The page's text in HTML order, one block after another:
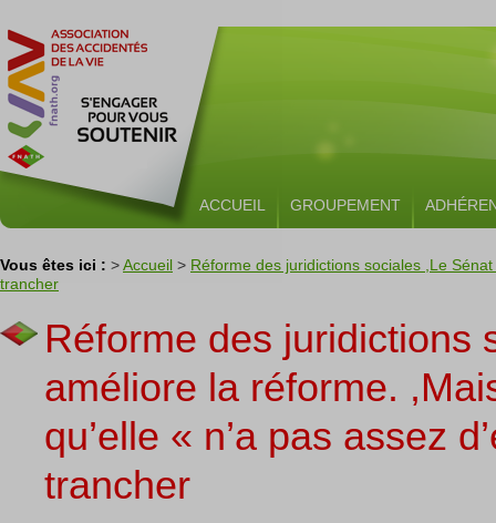
ACCUEIL GROUPEMENT
Vous êtes ici : >Accueil > Réforme des juridictions sociales ,Le
trancher
Réforme des juridictions
améliore la réforme.
qu’elle « n’a pas assez
trancher